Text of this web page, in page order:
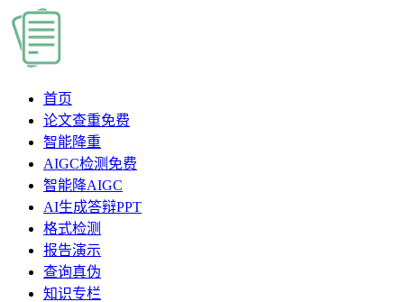
首页
论文查重免费
智能降重
AIGC检测 免费
智能降AIGC
AI生成答辩PPT
格式检测
报告演示
查询真伪
知识专栏